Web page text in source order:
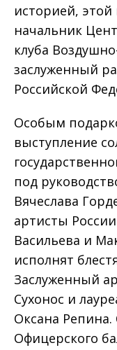
историей,
начальник
клуба
заслуженный
Российской
Особым
выступление
под
Вячеслава
артисты
Васильева и
исполнят
Заслуженный
Сухонос и
Оксана Репина.
Офицерского